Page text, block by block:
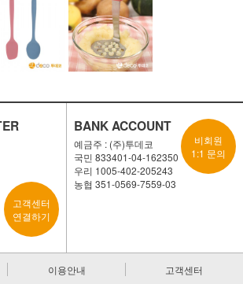
고객센터
연결하기
BANK ACCOUNT
예금주 : (주)투데코
국민 833401-04-162350
우리 1005-402-205243
농협 351-0569-7559-03
비회원
1:1 문의
이용안내 고객센터